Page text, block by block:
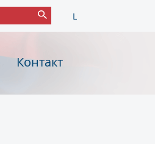
L
Контакт